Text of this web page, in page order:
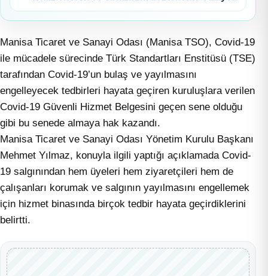
Manisa Ticaret ve Sanayi Odası (Manisa TSO), Covid-19
ile mücadele sürecinde Türk Standartları Enstitüsü (TSE)
tarafından Covid-19’un bulaş ve yayılmasını
engelleyecek tedbirleri hayata geçiren kuruluşlara verilen
Covid-19 Güvenli Hizmet Belgesini geçen sene olduğu
gibi bu senede almaya hak kazandı.
Manisa Ticaret ve Sanayi Odası Yönetim Kurulu Başkanı
Mehmet Yılmaz, konuyla ilgili yaptığı açıklamada Covid-
19 salgınından hem üyeleri hem ziyaretçileri hem de
çalışanları korumak ve salgının yayılmasını engellemek
için hizmet binasında birçok tedbir hayata geçirdiklerini
belirtti.